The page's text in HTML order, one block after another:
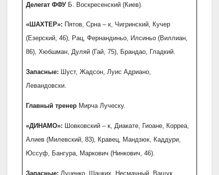
Делегат ФФУ Б. Воскресенский (Киев).
«ШАХТЕР»: Пятов, Срна – к, Чигринский, Кучер
(Езерский, 46), Рац, Фернандиньо, Илсиньо (Виллиан,
86), Хюбшман, Дуляй (Гай, 75), Брандао, Гладкий.
Запасные: Шуст, Жадсон, Луис Адриано,
Левандовски.
Главный тренер Мирча Луческу.
«ДИНАМО»: Шовковский – к, Диакате, Гиоане, Корреа,
Алиев (Милевский, 83), Кравец, Мандзюк, Каддури,
Юссуф, Бангура, Маркович (Нинкович, 46).
Запасные: Луценко, Шацких, Несмачный, Ващук,